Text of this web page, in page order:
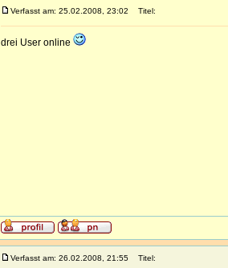
Verfasst am: 25.02.2008, 23:02 Titel:
drei User online
Verfasst am: 26.02.2008, 21:55 Titel: